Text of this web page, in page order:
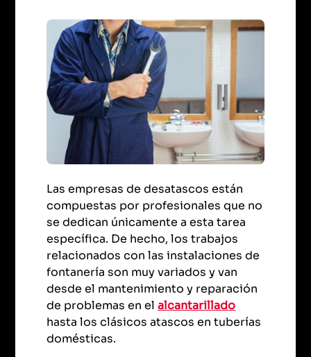
Las empresas de desatascos están
compuestas por profesionales que no
se dedican únicamente a esta tarea
específica. De hecho, los trabajos
relacionados con las instalaciones de
fontanería son muy variados y van
desde el mantenimiento y reparación
de problemas en elalcantarillado
hasta los clásicos atascos en tuberías
domésticas.